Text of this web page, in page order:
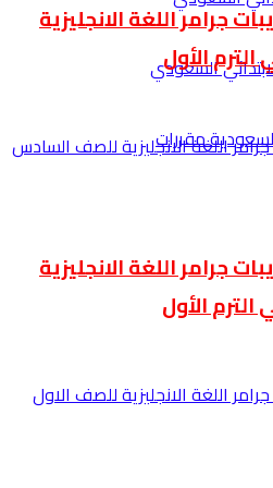
السعودي
مقررات
جرامر اللغة الانجليزية
الأول
جرامر اللغة الانجليزية
الأول